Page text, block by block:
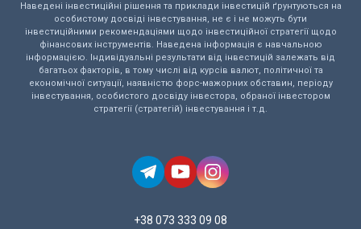
Наведені інвестиційні рішення та приклади інвестицій ґрунтуються на
особистому досвіді інвестування, не є і не можуть бути
інвестиційними рекомендаціями щодо інвестиційної стратегії щодо
фінансових інструментів. Наведена інформація є навчальною
інформацією. Індивідуальні результати від інвестицій залежать від
багатьох факторів, в тому числі від курсів валют, політичної та
економічної ситуації, наявністю форс-мажорних обставин, періоду
інвестування, особистого досвіду інвестора, обраної інвестором
стратегії (стратегій) інвестування і т.д.
+38 073 333 09 08